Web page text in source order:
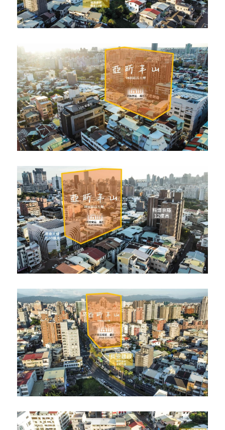
森茂松竹
漢宇雲森
安美城心
總太東方紐約
浩瀚森之道
浩瀚MVP
麗寶依公園
名軒台中新站
達麗冶翠
寓上樂灣
大智然
元鈞WABI SABI
陞霖太美
鴻邑悅中山
大於遊戲
豐謙森立方
太平順天緮華